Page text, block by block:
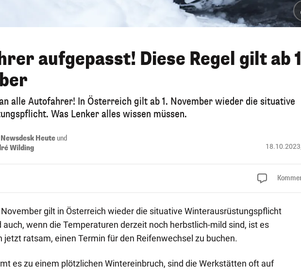
aufgepasst! Diese Regel gilt ab
alle Autofahrer! In Österreich gilt ab 1. November wieder die situative
Was Lenker alles wissen müssen.
Newsdesk Heute und
Wilding
gilt in Österreich wieder die situative Winterausrüstungspflicht
auch, wenn die Temperaturen derzeit noch herbstlich-mild sind, ist es
jetzt ratsam, einen Termin für den Reifenwechsel zu buchen.
es zu einem plötzlichen Wintereinbruch, sind die Werkstätten oft auf